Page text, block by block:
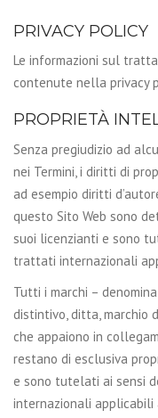
PRIVACY POLICY
Le informazioni sul
contenute nella privacy
PROPRIETÀ
Senza pregiudizio ad
nei Termini, i diritti di
ad esempio diritti
questo Sito Web sono
suoi licenzianti e sono
trattati internazionali
Tutti i marchi –
distintivo, ditta, marchio
che appaiono in
restano di esclusiva
e sono tutelati ai sensi
internazionali